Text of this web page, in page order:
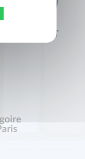
CONTACT